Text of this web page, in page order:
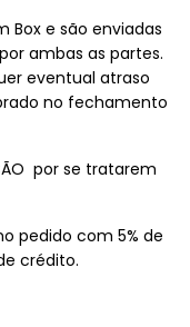
Box e são enviadas
ambas as partes.
eventual atraso
no fechamento
por se tratarem
pedido com 5% de
crédito.